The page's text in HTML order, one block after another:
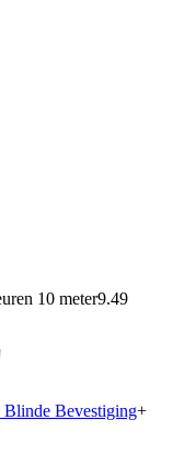
10 meter9.49
Bevestiging+